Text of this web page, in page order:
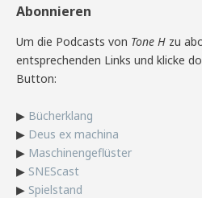
Abonnieren
Um die Podcasts von Tone H zu
entsprechenden Links und klicke
Button:
▶ Bücherklang
▶ Deus ex machina
▶ Maschinengeflüster
▶ SNEScast
▶ Spielstand